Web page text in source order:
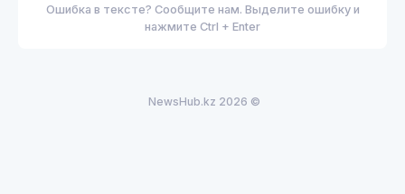
Ошибка в тексте? Сообщите нам. Выделите ошибку и
нажмите Ctrl + Enter
NewsHub.kz 2026 ©